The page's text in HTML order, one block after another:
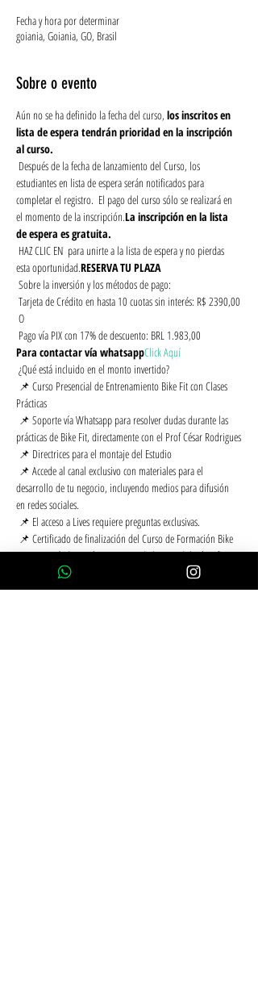
Fecha y hora por determinar
goiania, Goiania, GO, Brasil
Sobre o evento
Aún no se ha definido la fecha del curso, los inscritos en
lista de espera tendrán prioridad en la inscripción
al curso.
estudiantes en lista de espera serán notificados para
completar el registro. El pago del curso sólo se realizará en
el momento de la inscripción.La inscripción en la lista
de espera es gratuita.
HAZ CLIC EN para unirte a la lista de espera y no pierdas
esta oportunidad.RESERVA TU PLAZA
Sobre la inversión y los métodos de pago:
Tarjeta de Crédito en hasta 10 cuotas sin interés: R$ 2390,00
O
Pago vía PIX con 17% de descuento: BRL 1.983,00
Para contactar vía whatsappClick Aquí
¿Qué está incluido en el monto invertido?
Prácticas
prácticas de Bike Fit, directamente con el Prof César Rodrigues
📌 Directrices para el montaje del Estudio
desarrollo de tu negocio, incluyendo medios para difusión
en redes sociales.
📌 El acceso a Lives requiere preguntas exclusivas.
Fit, convirtiéndose así en un Fitter de la metodología Infinity
Fit capaz de trabajar y servir a los ciclistas 🚴‍♂️
📌 Bike Fit en tu Bici - para los 2 primeros suscriptores.